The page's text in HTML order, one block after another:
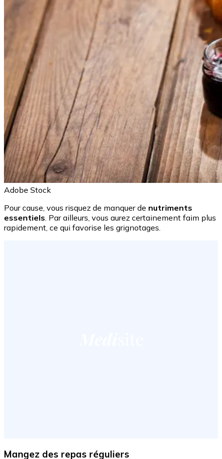
Adobe Stock
Pour cause, vous risquez de manquer de nutriments
essentiels. Par ailleurs, vous aurez certainement faim plus
rapidement, ce qui favorise les grignotages.
Mangez des repas réguliers